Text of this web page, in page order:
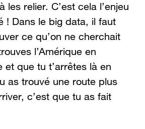
les relier. C’est cela l’enjeu
! Dans le big data, il faut
ce qu’on ne cherchait
l’Amérique en
et que tu t’arrêtes là en
as trouvé une route plus
c’est que tu as fait